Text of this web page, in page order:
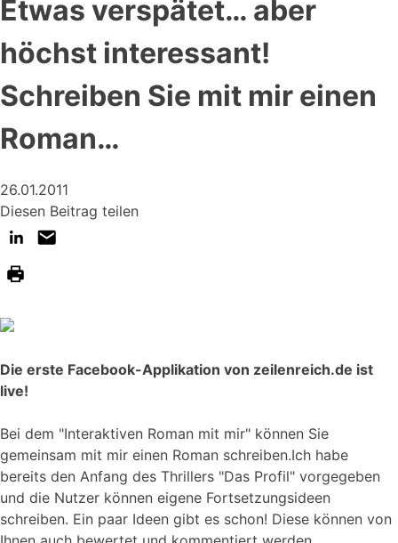
Etwas verspätet… aber
höchst interessant!
Schreiben Sie mit mir einen
Roman…
26.01.2011
Diesen Beitrag teilen
Die erste Facebook-Applikation von zeilenreich.de ist
live!
Bei dem "Interaktiven Roman mit mir" können Sie
gemeinsam mit mir einen Roman schreiben.Ich habe
bereits den Anfang des Thrillers "Das Profil" vorgegeben
und die Nutzer können eigene Fortsetzungsideen
schreiben. Ein paar Ideen gibt es schon! Diese können von